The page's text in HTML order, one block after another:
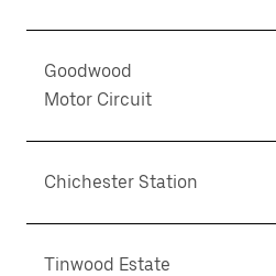
Goodwood
Motor Circuit
Chichester Station
Tinwood Estate